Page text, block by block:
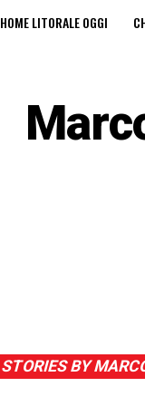
HOME LITORALE OGGI
STORIES BY